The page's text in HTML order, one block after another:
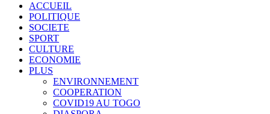
ACCUEIL
POLITIQUE
SOCIETE
SPORT
CULTURE
ECONOMIE
PLUS
ENVIRONNEMENT
COOPERATION
COVID19 AU TOGO